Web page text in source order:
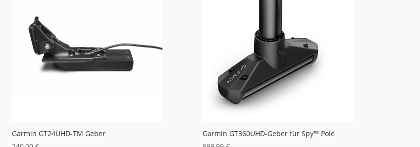
Garmin GT24UHD-TM Geber
Garmin GT360UHD-Geber für Spy™ Pole